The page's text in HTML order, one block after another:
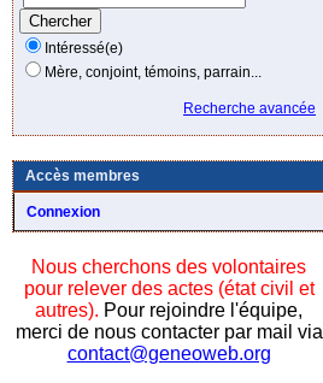
Intéressé(e)
Mère, conjoint, témoins, parrain...
Recherche avancée
Accès membres
Connexion
Nous cherchons des volontaires
pour relever des actes (état civil et
autres). Pour rejoindre l'équipe,
merci de nous contacter par mail via
contact@geneoweb.org